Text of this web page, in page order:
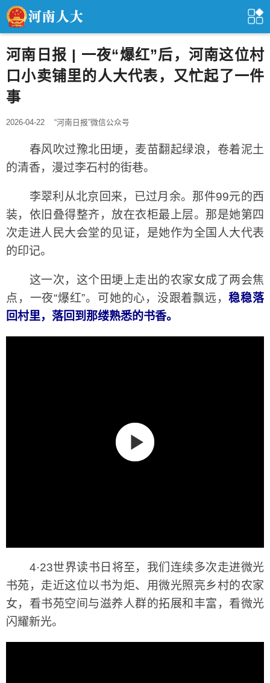
河南日报 | 一夜“爆红”后，河南这位村
口小卖铺里的人大代表，又忙起了一件
事
2026-04-22 “河南日报”微信公众号
春风吹过豫北田埂，麦苗翻起绿浪，卷着泥土
的清香，漫过李石村的街巷。
李翠利从北京回来，已过月余。那件99元的西
装，依旧叠得整齐，放在衣柜最上层。那是她第四
次走进人民大会堂的见证，是她作为全国人大代表
的印记。
这一次，这个田埂上走出的农家女成了两会焦
点，一夜“爆红”。可她的心，没跟着飘远，稳稳落
回村里，落回到那缕熟悉的书香。
4·23世界读书日将至，我们连续多次走进微光
书苑，走近这位以书为炬、用微光照亮乡村的农家
女，看书苑空间与滋养人群的拓展和丰富，看微光
闪耀新光。